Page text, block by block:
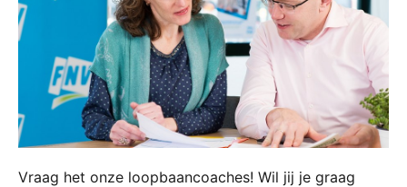
Vraag het onze loopbaancoaches! Wil jij je graag